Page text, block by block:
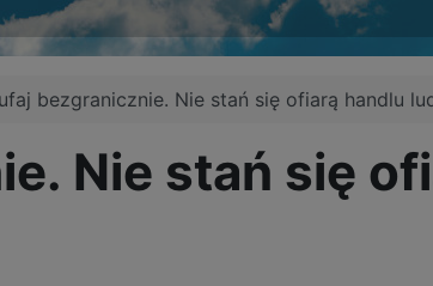
bezgranicznie. Nie stań się ofiarą handlu
Nie stań się